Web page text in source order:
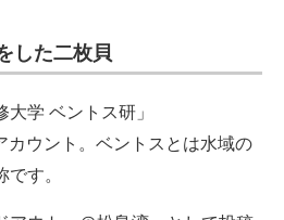
援
ト
ト
した二枚貝
学 ベントス研」
カウント。ベントスとは水域の
す。